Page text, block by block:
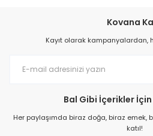
Kovana
Kayıt olarak kampanyalardan,
Bal Gibi İçerikler İçin
Her paylaşımda biraz doğa, biraz emek,
katıl!